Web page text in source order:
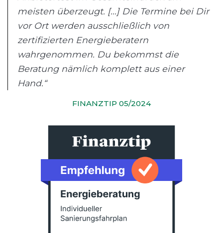
meisten überzeugt. [...] Die Termine bei Dir
vor Ort werden ausschließlich von
zertifizierten Energieberatern
wahrgenommen. Du bekommst die
Beratung nämlich komplett aus einer
Hand.“
FINANZTIP 05/2024